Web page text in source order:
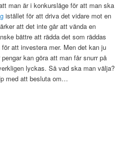
man är i konkursläge för att man ska
istället för att driva det vidare mot en
att det inte går att vända en
bättre att rädda det som räddas
att investera mer. Men det kan ju
kan göra att man får snurr på
lyckas. Så vad ska man välja?
med att besluta om…